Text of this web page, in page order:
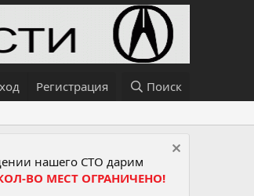
Регистрация Поиск
нашего СТО дарим
ВО МЕСТ ОГРАНИЧЕНО!